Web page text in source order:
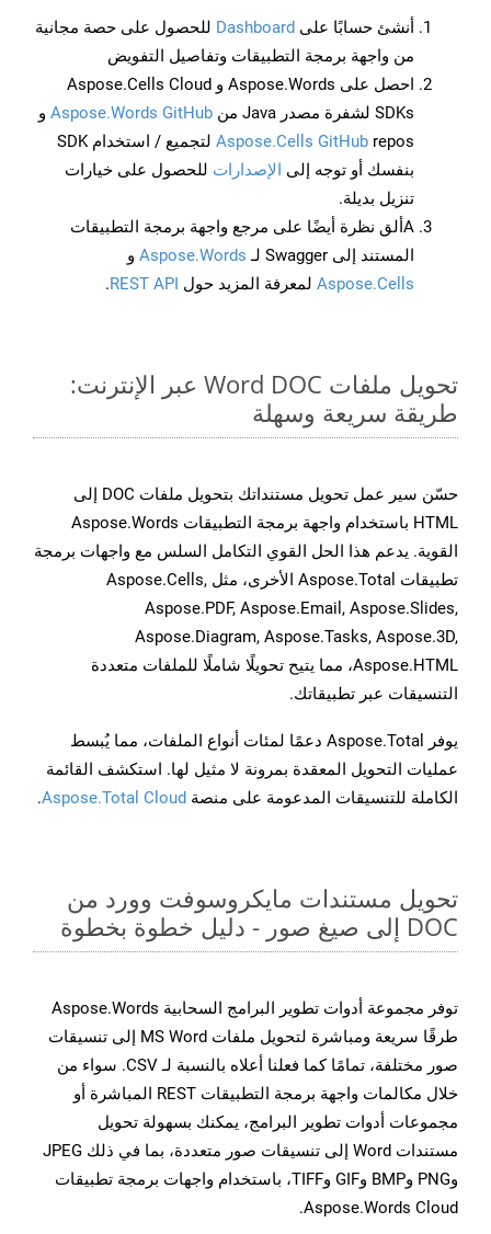
أنشئ حسابًا على Dashboard للحصول على حصة مجانية
من واجهة برمجة التطبيقات وتفاصيل التفويض
احصل على Aspose.Words و Aspose.Cells Cloud
SDKs لشفرة مصدر Java من
Aspose.Words GitHub و
Aspose.Cells GitHub
repos لتجميع / استخدام SDK
بنفسك أو توجه إلى الإصدارات للحصول على خيارات
تنزيل بديلة.
Aألق نظرة أيضًا على مرجع واجهة برمجة التطبيقات
المستند إلى Swagger لـ
Aspose.Words و
Aspose.Cells لمعرفة المزيد حول REST API
.
تحويل ملفات Word DOC عبر الإنترنت:
طريقة سريعة وسهلة
حسّن سير عمل تحويل مستنداتك بتحويل ملفات DOC إلى
HTML باستخدام واجهة برمجة التطبيقات Aspose.Words
القوية. يدعم هذا الحل القوي التكامل السلس مع واجهات برمجة
تطبيقات Aspose.Total الأخرى، مثل Aspose.Cells,
Aspose.PDF, Aspose.Email, Aspose.Slides,
Aspose.Diagram, Aspose.Tasks, Aspose.3D,
Aspose.HTML، مما يتيح تحويلًا شاملًا للملفات متعددة
التنسيقات عبر تطبيقاتك.
يوفر Aspose.Total دعمًا لمئات أنواع الملفات، مما يُبسط
عمليات التحويل المعقدة بمرونة لا مثيل لها. استكشف القائمة
الكاملة للتنسيقات المدعومة على منصة Aspose.Total Cloud
.
تحويل مستندات مايكروسوفت وورد من
DOC إلى صيغ صور - دليل خطوة بخطوة
توفر مجموعة أدوات تطوير البرامج السحابية Aspose.Words
طرقًا سريعة ومباشرة لتحويل ملفات MS Word إلى تنسيقات
صور مختلفة، تمامًا كما فعلنا أعلاه بالنسبة لـ CSV. سواء من
خلال مكالمات واجهة برمجة التطبيقات REST المباشرة أو
مجموعات أدوات تطوير البرامج، يمكنك بسهولة تحويل
مستندات Word إلى تنسيقات صور متعددة، بما في ذلك JPEG
وPNG وBMP وGIF وTIFF، باستخدام واجهات برمجة تطبيقات
Aspose.Words Cloud.